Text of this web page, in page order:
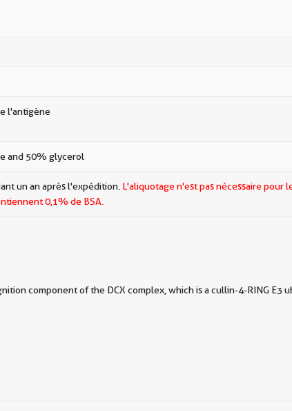
l'antigène
and 50% glycerol
un an après l'expédition. L'aliquotage n'est pas nécessaire pour
0,1% de BSA.
component of the DCX complex, which is a cullin-4-RING